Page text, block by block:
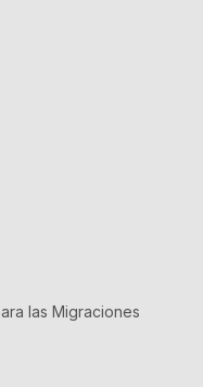
las Migraciones